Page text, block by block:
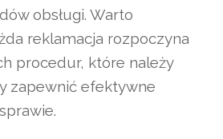
obsługi. Warto
reklamacja rozpoczyna
procedur, które należy
zapewnić efektywne